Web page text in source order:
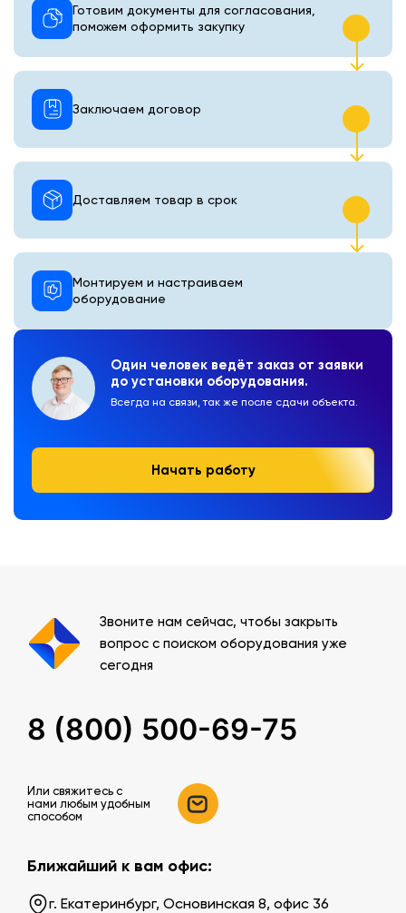
Один человек ведёт заказ от заявки
до установки оборудования.
Всегда на связи, так же после сдачи объекта.
Начать работу
Готовим документы для согласования,
поможем оформить закупку
Монтируем и настраиваем
оборудование
Доставляем товар в срок
Заключаем договор
Звоните нам сейчас, чтобы закрыть
вопрос с поиском оборудования уже
сегодня
8 (800) 500-69-75
Или свяжитесь c
нами любым удобным
способом
Ближайший к вам офис:
г. Екатеринбург, Основинская 8, офис 36